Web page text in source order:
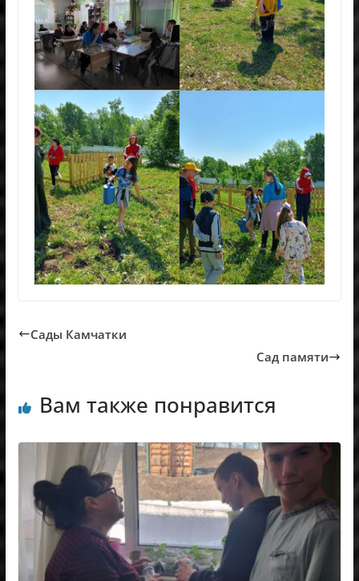
Сады Камчатки
Сад памяти
Вам также понравится